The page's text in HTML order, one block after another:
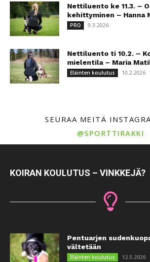
Nettiluento ke 11.3. –
kehittyminen – Hanna
PRO 9.3.2026
Nettiluento ti 10.2. –
mielentila – Maria
Eläinten koulutus 10.2.2026
SEURAA MEITÄ
@SPORTTIRAKKI
KOIRAN KOULUTUS – VINKKEJÄ?
Pentuarjen
vältetään
Eläinten koulutus 12.5.2026